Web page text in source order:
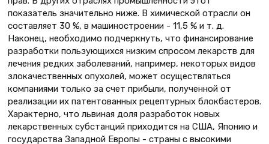
показатель значительно ниже. В химической отрасли он
составляет 30 %, в машиностроении - 11,5 % и т. д.
Наконец, необходимо подчеркнуть, что финансирование
разработки пользующихся низким спросом лекарств для
лечения редких заболеваний, например, некоторых видов
злокачественных опухолей, может осуществляться
компаниями только за счет прибыли, полученной от
реализации их патентованных рецептурных блокбастеров.
Характерно, что львиная доля разработок новых
лекарственных субстанций приходится на США, Японию и
государства Западной Европы - страны с высокими